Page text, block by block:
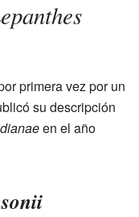
primera vez por un
su descripción
en el año